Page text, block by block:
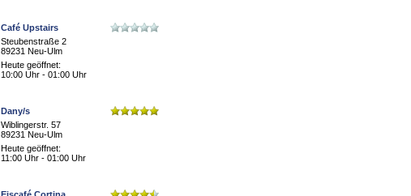
Café Upstairs
Steubenstraße 2
89231 Neu-Ulm
Heute geöffnet:
10:00 Uhr - 01:00 Uhr
Dany/s
Wiblingerstr. 57
89231 Neu-Ulm
Heute geöffnet:
11:00 Uhr - 01:00 Uhr